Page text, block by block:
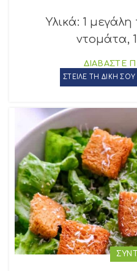
Υλικά: 1
ντομάτα,
ΔΙΑΒΑΣΤΕ
ΣΤΕΙΛΕ ΤΗ ΔΙΚΗ ΣΟΥ